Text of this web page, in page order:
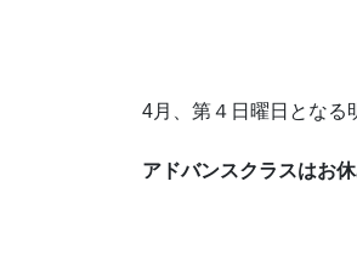
4月、第４日曜日となる
アドバンスクラスはお